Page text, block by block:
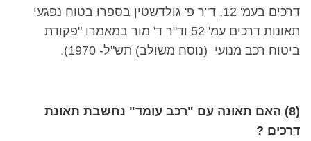
דרכים בעמ' 12, ד"ר פ' גולדשטין בספרו בטוח נפגעי
תאונות דרכים עמ' 52 וד"ר ד' מור במאמרו "פקודת
ביטוח רכב מנועי (נוסח משולב) תש"ל- 1970).
(8) האם תאונה עם "רכב עומד" נחשבת תאונת
דרכים ?